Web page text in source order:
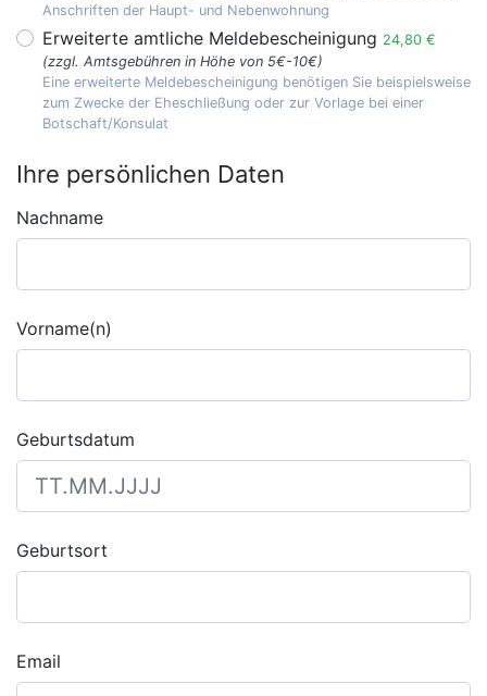
Anschriften der Haupt- und Nebenwohnung
Erweiterte amtliche Meldebescheinigung 24,80 €
(zzgl. Amtsgebühren in Höhe von 5€-10€)
Eine erweiterte Meldebescheinigung benötigen Sie beispielsweise
zum Zwecke der Eheschließung oder zur Vorlage bei einer
Botschaft/Konsulat
Ihre persönlichen Daten
Nachname
Vorname(n)
Geburtsdatum
Geburtsort
Email